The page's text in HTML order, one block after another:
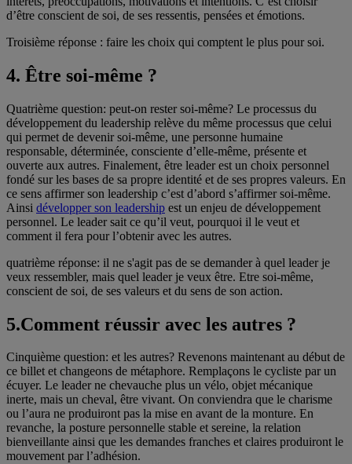
d’être conscient de soi, de ses ressentis, pensées et émotions.
Troisième réponse : faire les choix qui comptent le plus pour soi.
4. Être soi-même ?
Quatrième question: peut-on rester soi-même? Le processus du
développement du leadership relève du même processus que celui
qui permet de devenir soi-même, une personne humaine
responsable, déterminée, consciente d’elle-même, présente et
ouverte aux autres. Finalement, être leader est un choix personnel
fondé sur les bases de sa propre identité et de ses propres valeurs. En
ce sens affirmer son leadership c’est d’abord s’affirmer soi-même.
Ainsi développer son leadership est un enjeu de développement
personnel. Le leader sait ce qu’il veut, pourquoi il le veut et
comment il fera pour l’obtenir avec les autres.
quatrième réponse: il ne s'agit pas de se demander à quel leader je
veux ressembler, mais quel leader je veux être. Etre soi-même,
conscient de soi, de ses valeurs et du sens de son action.
5.Comment réussir avec les autres ?
Cinquième question: et les autres? Revenons maintenant au début de
ce billet et changeons de métaphore. Remplaçons le cycliste par un
écuyer. Le leader ne chevauche plus un vélo, objet mécanique
inerte, mais un cheval, être vivant. On conviendra que le charisme
ou l’aura ne produiront pas la mise en avant de la monture. En
revanche, la posture personnelle stable et sereine, la relation
bienveillante ainsi que les demandes franches et claires produiront le
mouvement par l’adhésion.